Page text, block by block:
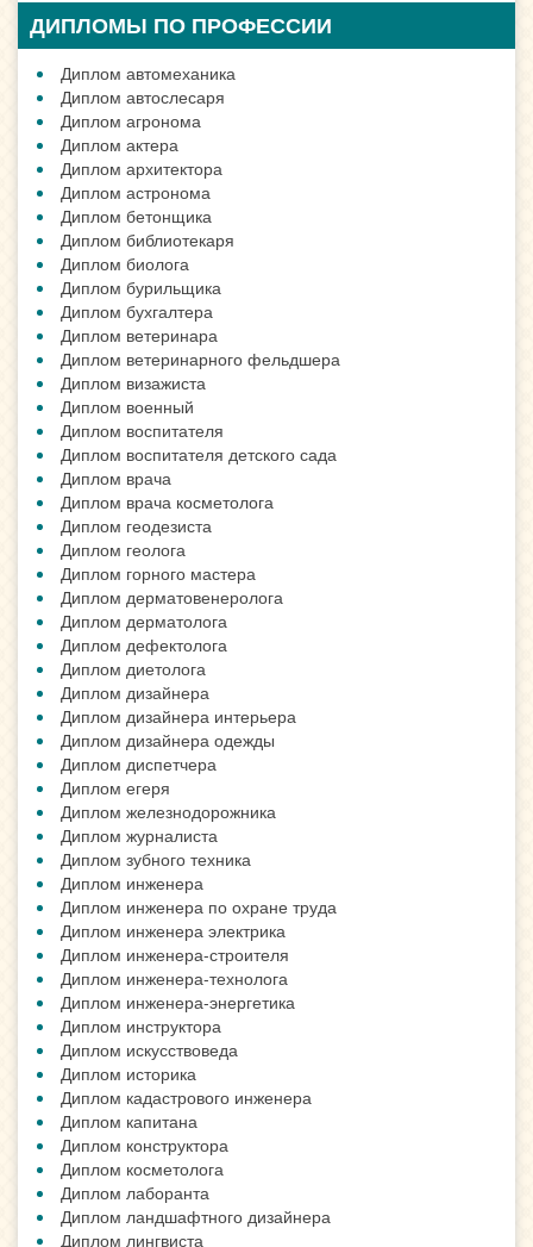
ДИПЛОМЫ ПО ПРОФЕССИИ
Диплом автомеханика
Диплом автослесаря
Диплом агронома
Диплом актера
Диплом архитектора
Диплом астронома
Диплом бетонщика
Диплом библиотекаря
Диплом биолога
Диплом бурильщика
Диплом бухгалтера
Диплом ветеринара
Диплом ветеринарного фельдшера
Диплом визажиста
Диплом военный
Диплом воспитателя
Диплом воспитателя детского сада
Диплом врача
Диплом врача косметолога
Диплом геодезиста
Диплом геолога
Диплом горного мастера
Диплом дерматовенеролога
Диплом дерматолога
Диплом дефектолога
Диплом диетолога
Диплом дизайнера
Диплом дизайнера интерьера
Диплом дизайнера одежды
Диплом диспетчера
Диплом егеря
Диплом железнодорожника
Диплом журналиста
Диплом зубного техника
Диплом инженера
Диплом инженера по охране труда
Диплом инженера электрика
Диплом инженера-строителя
Диплом инженера-технолога
Диплом инженера-энергетика
Диплом инструктора
Диплом искусствоведа
Диплом историка
Диплом кадастрового инженера
Диплом капитана
Диплом конструктора
Диплом косметолога
Диплом лаборанта
Диплом ландшафтного дизайнера
Диплом лингвиста